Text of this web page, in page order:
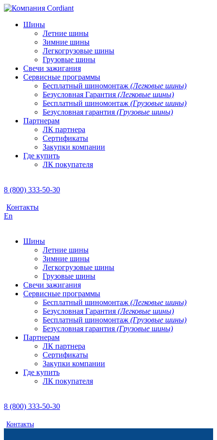
Шины
Летние шины
Зимние шины
Легкогрузовые шины
Грузовые шины
Свечи зажигания
Сервисные программы
Бесплатный шиномонтаж (Легковые шины)
Безусловная Гарантия (Легковые шины)
Бесплатный шиномонтаж (Грузовые шины)
Безусловная гарантия (Грузовые шины)
Партнерам
ЛК партнера
Сертификаты
Закупки компании
Где купить
ЛК покупателя
8 (800) 333-50-30
Контакты
En
Шины
Летние шины
Зимние шины
Легкогрузовые шины
Грузовые шины
Свечи зажигания
Сервисные программы
Бесплатный шиномонтаж (Легковые шины)
Безусловная Гарантия (Легковые шины)
Бесплатный шиномонтаж (Грузовые шины)
Безусловная гарантия (Грузовые шины)
Партнерам
ЛК партнера
Сертификаты
Закупки компании
Где купить
ЛК покупателя
8 (800) 333-50-30
Контакты